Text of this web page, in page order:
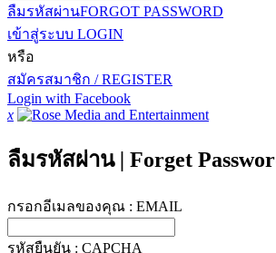
ลืมรหัสผ่านFORGOT PASSWORD
เข้าสู่ระบบ LOGIN
หรือ
สมัครสมาชิก / REGISTER
Login with Facebook
x
ลืมรหัสผ่าน | Forget
กรอกอีเมลของคุณ : EMAIL
รหัสยืนยัน : CAPCHA